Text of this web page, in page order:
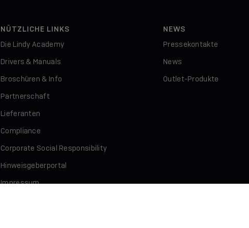
NÜTZLICHE LINKS
Die Lindy Academy
Drivers & Manuals
Broschüren & Info
Partnerschaft
Lieferanten
Compliance
Corporate Social Responsibility
Hinweisgeberportal
Impressum
NEWS
Pressekontakte
News
Outlet-Produkte